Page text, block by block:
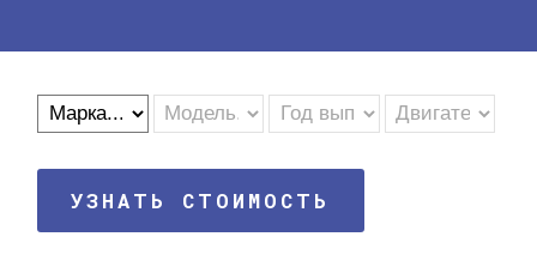
ГАРАНТИЯ
УЗНАТЬ СТОИМОСТЬ